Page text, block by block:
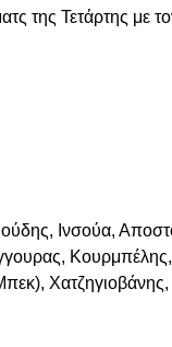
της Τετάρτης με
Ινσούα,
, Χατζηγιοβάνης,